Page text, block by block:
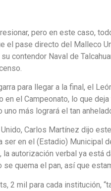
pero en este caso,
el pase directo del Malleco
contendor Naval de
para llegar a la final, el
en el Campeonato, lo que
más logrará el tan
Carlos Martínez dijo
ser en el (Estadio) Municipal
autorización verbal ya está
quema el pan, así que
2 mil para cada institución,